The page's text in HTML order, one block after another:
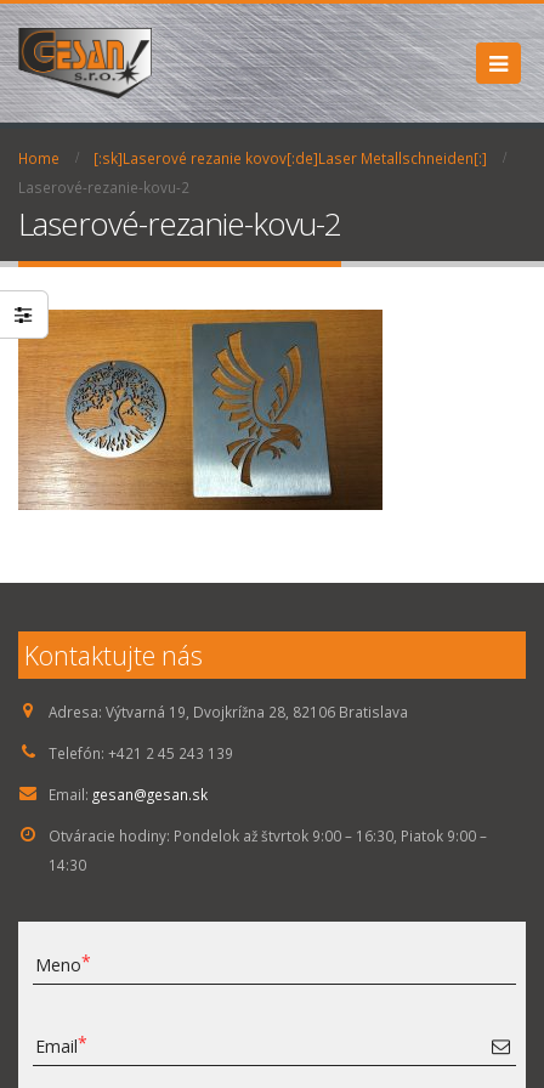
Home
[:sk]Laserové rezanie kovov[:de]Laser Metallschneiden[:]
Laserové-rezanie-kovu-2
Laserové-rezanie-kovu-2
Kontaktujte nás
Adresa: Výtvarná 19, Dvojkrížna 28, 82106 Bratislava
Telefón: +421 2 45 243 139
Email: gesan@gesan.sk
Otváracie hodiny: Pondelok až štvrtok 9:00 – 16:30, Piatok 9:00 –
14:30
Meno
Email